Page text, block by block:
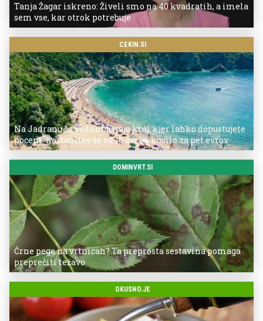
Tanja Žagar iskreno: Živeli smo na 40 kvadratih, a imela
sem vse, kar otrok potrebuje
CEKIN.SI
Na Jadranu še vedno obstaja kraj, kjer lahko dopustujete
poceni: nastanitev že od 10 evrov, kosilo za pet evrov
DOMINVRT.SI
Črne pege na vrtnicah? Ta preprosta sestavina pomaga
preprečiti težavo
OKUSNO.JE